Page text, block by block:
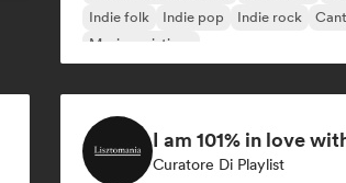
Indie folk
Indie pop Indie rock
Musica cristiana
I am 101% in love
Curatore Di Playlist